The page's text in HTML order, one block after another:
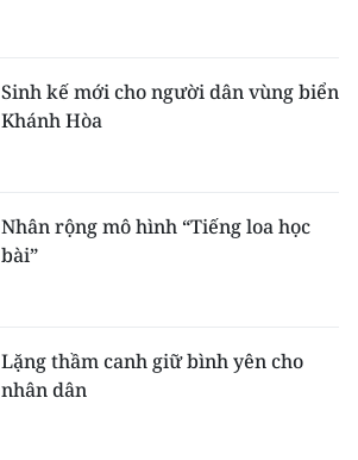
Sinh kế mới cho người dân vùng biển
Khánh Hòa
Nhân rộng mô hình “Tiếng loa học
bài”
Lặng thầm canh giữ bình yên cho
nhân dân